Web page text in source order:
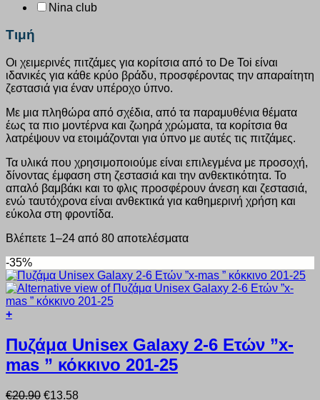
Nina club
Τιμή
Οι χειμερινές πιτζάμες για κορίτσια από το De Toi είναι
ιδανικές για κάθε κρύο βράδυ, προσφέροντας την απαραίτητη
ζεστασιά για έναν υπέροχο ύπνο.
Με μια πληθώρα από σχέδια, από τα παραμυθένια θέματα
έως τα πιο μοντέρνα και ζωηρά χρώματα, τα κορίτσια θα
λατρέψουν να ετοιμάζονται για ύπνο με αυτές τις πιτζάμες.
Τα υλικά που χρησιμοποιούμε είναι επιλεγμένα με προσοχή,
δίνοντας έμφαση στη ζεστασιά και την ανθεκτικότητα. Το
απαλό βαμβάκι και το φλις προσφέρουν άνεση και ζεστασιά,
ενώ ταυτόχρονα είναι ανθεκτικά για καθημερινή χρήση και
εύκολα στη φροντίδα.
Βλέπετε 1–24 από 80 αποτελέσματα
-35%
+
το
προϊόν
έχει
πολλαπλές
παραλλαγές.
Πυζάμα Unisex Galaxy 2-6 Ετών ”x-
mas ” κόκκινο 201-25
€20.90 Original
€13.58Η